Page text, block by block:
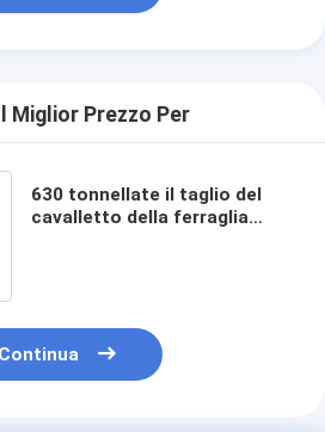
Miglior Prezzo Per
630 tonnellate il taglio del
cavalletto della ferraglia
Continua